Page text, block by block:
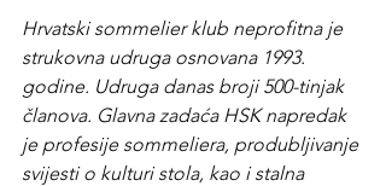
Hrvatski sommelier klub neprofitna je
strukovna udruga osnovana 1993.
godine. Udruga danas broji 500-tinjak
članova. Glavna zadaća HSK napredak
je profesije sommeliera, produbljivanje
svijesti o kulturi stola, kao i stalna